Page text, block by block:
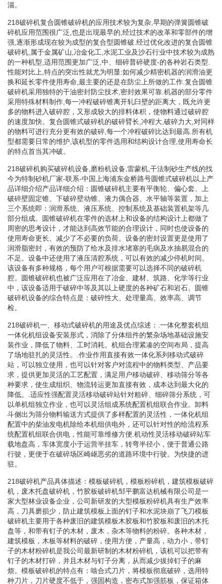
淄。
218破碎机复合圆锥破碎机的应用技术较为复杂,早期的弹簧圆锥破
碎机应用范围很广泛,也是出现最早的,经过技术的改革和零部件的增
强,逐渐形成现在较为成型的复合型圆锥破.经过优化改进的复合圆锥
破碎机,属于金属矿山,冶金化工,水泥工业及沙石行业中技术较为成熟
的一种机型,适用范围更加广泛,中、细碎普碎硬度-的各种岩石类型.
性能对比上,特点的突出性就尤为明显:如何减少精密机器的润滑油更
换和延长零件使用寿命,最主要的还是在防尘上所做的工作.复合圆锥
破碎机采用独特的干油密封防尘技术,密封效果可靠.机器的部分零件
采用特殊材料制作,每一冲程破碎锥离开轧臼壁的距离大，既允许更
多的物料进入破碎腔，又形成较大的排料体积，使物料通过破碎腔
的速度加快。复合圆锥式破碎机的破碎臂长,冲程大,破碎力大,对同样
的物料可进行充分更有效的破碎,每一个冲程破碎比达到最高.所有机
型都需要日常的维护,该机型的零件选用和结构设计合理,使用寿命长
的特点首当其冲破。
218破碎机购买破碎机设备,磨粉机设备,雷蒙机,干法制砂生产线的找
今为特制砂机厂家-联系-中国上海浦东金桥路号圆锥式破碎机以上产
品详细介绍产品详细介绍：圆锥破碎机主要有平衡轮、偏心套、上
破碎壁固定锥、下破碎壁动锥、液力偶合器、水平轴等装置，加上
三个系统即：润滑系统、液压系统、控制系统及基础装置机架等几
部分组成。圆锥破碎机在零件的选材上和设备的结构设计上都做了
周密的思考设计，才能达到高效节能的合理设计，同时也使设备的
使用寿命更长、减少了不必要的负荷。设备的密封设置更是使用了
润滑脂密封，有效的预防了给水及排水堵塞的毛病及水抽易混合的
不足。设备中还使用了液压清腔系统，可以有效的减少停机时间。
该设备有多种规格，每个用户可根据需要可以选择不同的破碎机
腔。圆锥破碎机也被广泛应用在了冶金、建材、筑路、化学等行业
中，该设备适用于破碎中等及其以上硬度的各种矿石和岩石。圆锥
破碎机设备的综合特点是：破碎性大、处理量高、效率高、调节
检。
218破碎机一、移动式破碎机的用途及优点综述：.一体化整套机组
一体化机组设备安装形式，消除了分体组件的繁杂场地基础设施安
装作业，降低了物料、工时消耗。机组合理紧凑的空间布局，提高
了场地驻扎的灵活性。.作业作用直接有效一体化系列移动式破碎
站，可以独立使用，也可以针对客户对流程中的物料类型、产品要
求，提供更加灵活的工艺配置，满足用户移动破碎、移动筛分等各
种要求，使生成组织、物流转运更加直接有效，成本达到最大化的
降低。.适应性强配置灵活移动破碎站针对粗碎、细碎筛分系统，可
以单机组独立作业，也可以灵活组成系统配置机组联合作业。卸料
斗侧出为筛分物料输送方式提供了多样配置的灵活性，一体化机组
配置中的柴油发电机除给本机组供电外，还可以针对性的给流程系
统配置机组联合供电，性能可靠维修方便.机动性灵活移动破碎站车
载地盘高，车体宽度小于运营半挂车，转弯半径小，便于普通公路
行驶，更便于在破碎场区崎岖恶劣的道路环境中行驶。为快捷的进
驻。
218破碎机产品具体描述：模板破碎机，模板粉碎机，建筑模板破碎
机，废木托盘破碎机，竹胶板破碎机邹平鹏富达机械有限公司是一
家大型林业设备企业，公司新研发的大型模板粉碎机具有生产效率
高，刀具磨损少，防止建筑模板上面的钉子和水泥块崩了飞刀模板
破碎机主要用于各种废旧的建筑模板木胶板和竹胶板和废旧的木托
盘等，和带有钉子的木材，废木，杂木等物料的粉碎。各种木材，
建筑模板，木板等材料的破碎，使用方便，产量高，动力小，带钉
子的木材粉碎机是我公司最新研制的木材粉碎机，该机可以把带有
钉子的木材打碎，并且木材与钉子分离，从而减少拔掉钉子的麻
烦。模板破碎机的特点有：啮合式刀片，将模板彻底破碎，选用特
种刀片，刀片硬度不低于，强固构造，密布式加强筋板，保证箱体